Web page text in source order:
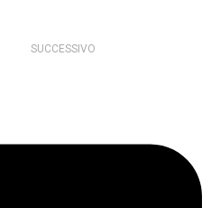
SUCCESSIVO